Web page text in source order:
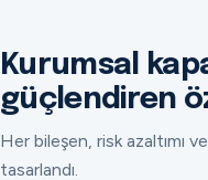
Kurumsal
güçlendiren
Her bileşen, risk azaltımı
tasarlandı.